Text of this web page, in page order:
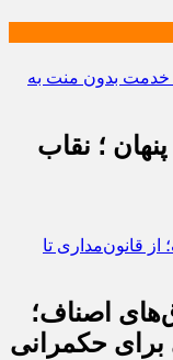
؛ نقاب
اصناف؛
برای حکمرانی